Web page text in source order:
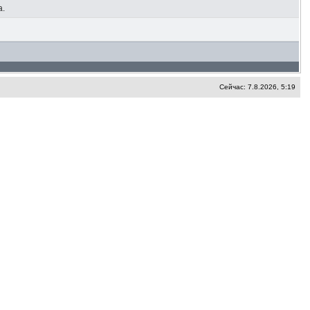
Сейчас: 7.8.2026, 5:19